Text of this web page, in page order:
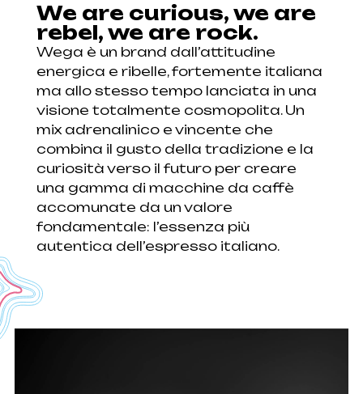
We are curious, we are
rebel, we are rock.
Wega è un brand dall’attitudine
energica e ribelle, fortemente italiana
ma allo stesso tempo lanciata in una
visione totalmente cosmopolita. Un
mix adrenalinico e vincente che
combina il gusto della tradizione e la
curiosità verso il futuro per creare
una gamma di macchine da caffè
accomunate da un valore
fondamentale: l’essenza più
autentica dell’espresso italiano.